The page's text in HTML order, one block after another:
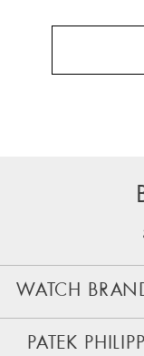
WATCH
PATEK